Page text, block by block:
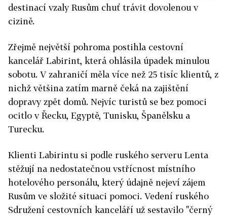
destinací vzaly Rusům chuť trávit dovolenou v
cizině.
Zřejmě největší pohroma postihla cestovní
kancelář Labirint, která ohlásila úpadek minulou
sobotu. V zahraničí měla více než 25 tisíc klientů, z
nichž většina zatím marně čeká na zajištění
dopravy zpět domů. Nejvíc turistů se bez pomoci
ocitlo v Řecku, Egyptě, Tunisku, Španělsku a
Turecku.
Klienti Labirintu si podle ruského serveru Lenta
stěžují na nedostatečnou vstřícnost místního
hotelového personálu, který údajně nejeví zájem
Rusům ve složité situaci pomoci. Vedení ruského
Sdružení cestovních kanceláří už sestavilo "černý